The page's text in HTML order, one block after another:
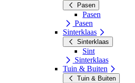
Pasen
Pasen
Pasen
Sinterklaas
Sinterklaas
Sint
Sinterklaas
Tuin & Buiten
Tuin & Buiten